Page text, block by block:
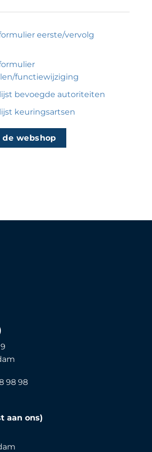
eerste/vervolg
functiewijziging
bevoegde autoriteiten
keuringsartsen
webshop
98 98
aan ons)